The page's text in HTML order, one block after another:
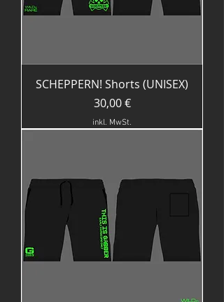
SCHEPPERN! Shorts (UNISEX)
Preis
30,00 €
inkl. MwSt.